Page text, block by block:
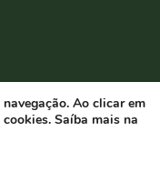
Ao clicar em
Saíba mais na